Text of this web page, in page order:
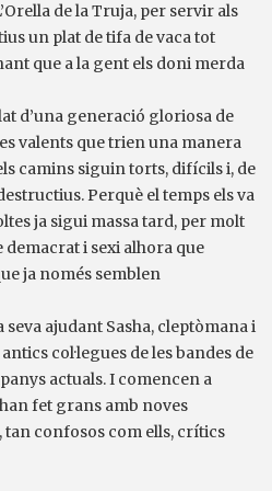
de la Truja, per servir als
un plat de tifa de vaca tot
que a la gent els doni merda
d’una generació gloriosa de
valents que trien una manera
camins siguin torts, difícils i, de
Perquè el temps els va
ja sigui massa tard, per molt
i sexi alhora que
ja només semblen
ajudant Sasha, cleptòmana i
col·legues de les bandes de
actuals. I comencen a
fet grans amb noves
confosos com ells, crítics